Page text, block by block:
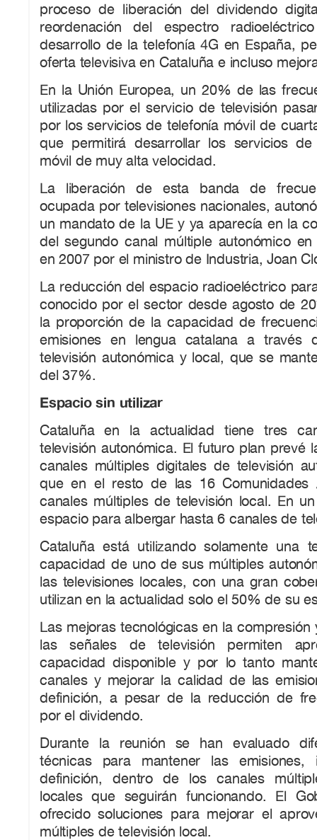
proceso de liberación del dividendo
reordenación del espectro
desarrollo de la telefonía 4G en España,
oferta televisiva en Cataluña e incluso
En la Unión Europea, un 20% de las
utilizadas por el servicio de televisión
por los servicios de telefonía móvil de
que permitirá desarrollar los servicios
móvil de muy alta velocidad.
La liberación de esta banda de
ocupada por televisiones nacionales,
un mandato de la UE y ya aparecía en la
del segundo canal múltiple autonómico en
en 2007 por el ministro de Industria, Joan
La reducción del espacio radioeléctrico
conocido por el sector desde agosto de
la proporción de la capacidad de
emisiones en lengua catalana a través
televisión autonómica y local, que se
del 37%.
Espacio sin utilizar
Cataluña en la actualidad tiene tres
televisión autonómica. El futuro plan prevé
canales múltiples digitales de televisión
que en el resto de las 16 Comunidades
canales múltiples de televisión local. En
espacio para albergar hasta 6 canales de
Cataluña está utilizando solamente una
capacidad de uno de sus múltiples
las televisiones locales, con una gran
utilizan en la actualidad solo el 50% de su
Las mejoras tecnológicas en la
las señales de televisión permiten
capacidad disponible y por lo tanto
canales y mejorar la calidad de las
definición, a pesar de la reducción de
por el dividendo.
Durante la reunión se han evaluado
técnicas para mantener las emisiones,
definición, dentro de los canales
locales que seguirán funcionando. El
ofrecido soluciones para mejorar el
múltiples de televisión local.